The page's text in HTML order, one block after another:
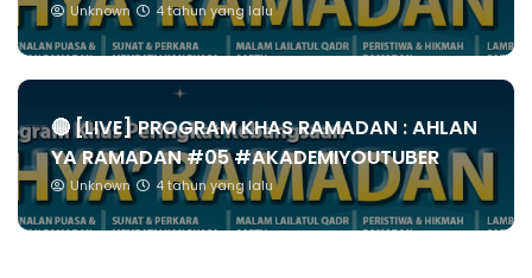
Unknown 4 tahun yang lalu
🔴 [LIVE] PROGRAM KHAS RAMADAN : AHLAN
YA RAMADAN #05 #AKADEMIYOUTUBER
Unknown 4 tahun yang lalu